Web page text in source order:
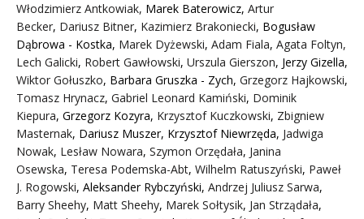
Włodzimierz Antkowiak, Marek Baterowicz, Artur
Becker, Dariusz Bitner, Kazimierz Brakoniecki, Bogusław
Dąbrowa - Kostka, Marek Dyżewski, Adam Fiala, Agata Foltyn,
Lech Galicki, Robert Gawłowski, Urszula Gierszon, Jerzy Gizella,
Wiktor Gołuszko, Barbara Gruszka - Zych, Grzegorz Hajkowski,
Tomasz Hrynacz, Gabriel Leonard Kamiński, Dominik
Kiepura, Grzegorz Kozyra, Krzysztof Kuczkowski, Zbigniew
Masternak, Dariusz Muszer, Krzysztof Niewrzęda, Jadwiga
Nowak, Lesław Nowara, Szymon Orzędała, Janina
Osewska, Teresa Podemska-Abt, Wilhelm Ratuszyński, Paweł
J. Rogowski, Aleksander Rybczyński, Andrzej Juliusz Sarwa,
Barry Sheehy, Matt Sheehy, Marek Sołtysik, Jan Strządała,